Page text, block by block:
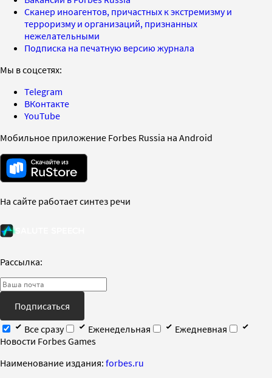
Сканер иноагентов, причастных к экстремизму и
терроризму и организаций, признанных
нежелательными
Подписка на печатную версию журнала
Мы в соцсетях:
Telegram
ВКонтакте
YouTube
Мобильное приложение Forbes Russia на Android
На сайте работает синтез речи
Рассылка:
Подписаться
Все сразу
Еженедельная
Ежедневная
Новости Forbes Games
Наименование издания: forbes.ru